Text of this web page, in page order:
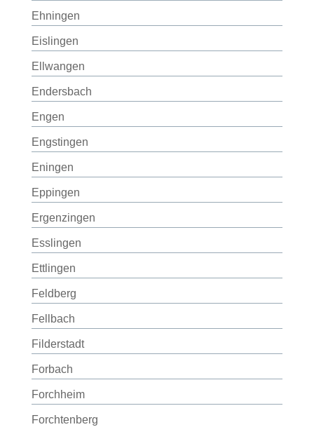
Ehningen
Eislingen
Ellwangen
Endersbach
Engen
Engstingen
Eningen
Eppingen
Ergenzingen
Esslingen
Ettlingen
Feldberg
Fellbach
Filderstadt
Forbach
Forchheim
Forchtenberg